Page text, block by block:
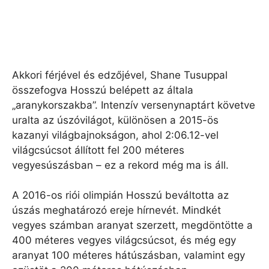
Akkori férjével és edzőjével, Shane Tusuppal
összefogva Hosszú belépett az általa
„aranykorszakba”. Intenzív versenynaptárt követve
uralta az úszóvilágot, különösen a 2015-ös
kazanyi világbajnokságon, ahol 2:06.12-vel
világcsúcsot állított fel 200 méteres
vegyesúszásban – ez a rekord még ma is áll.
A 2016-os riói olimpián Hosszú beváltotta az
úszás meghatározó ereje hírnevét. Mindkét
vegyes számban aranyat szerzett, megdöntötte a
400 méteres vegyes világcsúcsot, és még egy
aranyat 100 méteres hátúszásban, valamint egy